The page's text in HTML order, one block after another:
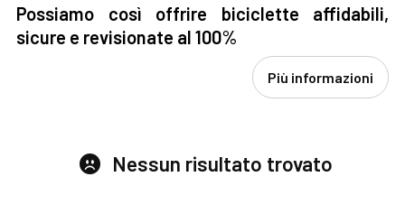
Possiamo così offrire biciclette affidabili,
sicure e revisionate al 100%
Più informazioni
Nessun risultato trovato